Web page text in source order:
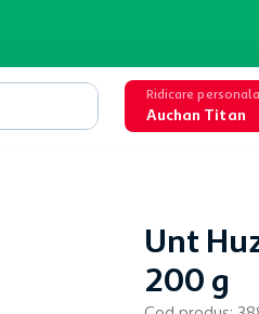
Ridicare personala
Auchan Titan
Unt
200 g